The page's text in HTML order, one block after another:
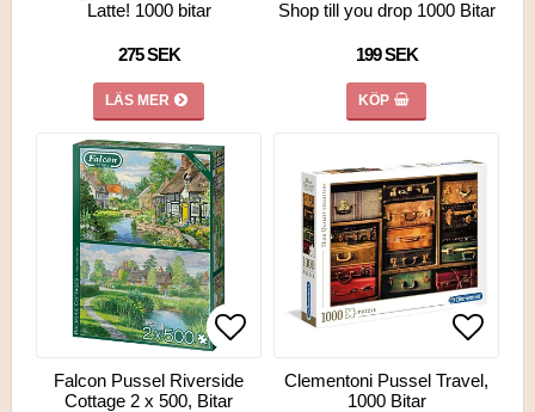
Latte! 1000 bitar
275 SEK
LÄS MER
Shop till you drop 1000 Bitar
199 SEK
KÖP
Lägg till i favoritlistan
Lägg till i favoritlistan
Falcon Pussel Riverside
Cottage 2 x 500, Bitar
Lägg
Lägg
Clementoni Pussel Travel,
1000 Bitar